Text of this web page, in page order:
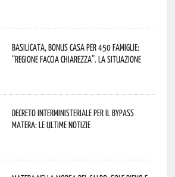
Basilicata, Bonus casa per 450 famiglie:
“Regione faccia chiarezza”. La situazione
Decreto interministeriale per il Bypass
Matera: le ultime notizie